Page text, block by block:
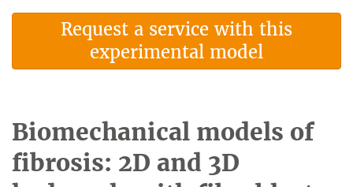
Request a service with this
experimental model
Biomechanical models of
fibrosis: 2D and 3D